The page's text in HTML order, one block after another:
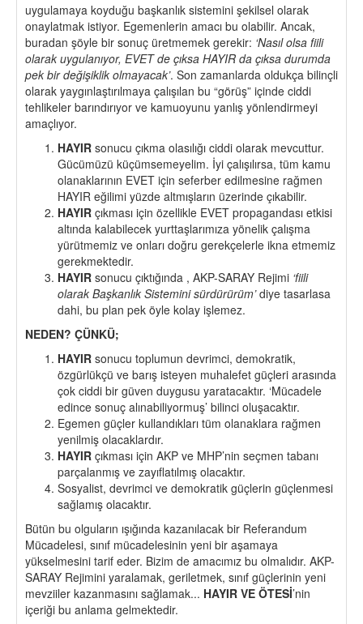
uygulamaya koyduğu başkanlık sistemini şekilsel olarak
onaylatmak istiyor. Egemenlerin amacı bu olabilir. Ancak,
buradan şöyle bir sonuç üretmemek gerekir: ‘Nasıl olsa fiili
olarak uygulanıyor, EVET de çıksa HAYIR da çıksa durumda
pek bir değişiklik olmayacak’. Son zamanlarda oldukça bilinçli
olarak yaygınlaştırılmaya çalışılan bu “görüş” içinde ciddi
tehlikeler barındırıyor ve kamuoyunu yanlış yönlendirmeyi
amaçlıyor.
HAYIR sonucu çıkma olasılığı ciddi olarak mevcuttur.
Gücümüzü küçümsemeyelim. İyi çalışılırsa, tüm kamu
olanaklarının EVET için seferber edilmesine rağmen
HAYIR eğilimi yüzde altmışların üzerinde çıkabilir.
HAYIR çıkması için özellikle EVET propagandası etkisi
altında kalabilecek yurttaşlarımıza yönelik çalışma
yürütmemiz ve onları doğru gerekçelerle ikna etmemiz
gerekmektedir.
HAYIR sonucu çıktığında , AKP-SARAY Rejimi ‘fiili
olarak Başkanlık Sistemini sürdürürüm’diye tasarlasa
dahi, bu plan pek öyle kolay işlemez.
NEDEN? ÇÜNKÜ;
HAYIR sonucu toplumun devrimci, demokratik,
özgürlükçü ve barış isteyen muhalefet güçleri arasında
çok ciddi bir güven duygusu yaratacaktır. ‘Mücadele
edince sonuç alınabiliyormuş’ bilinci oluşacaktır.
Egemen güçler kullandıkları tüm olanaklara rağmen
yenilmiş olacaklardır.
HAYIR çıkması için AKP ve MHP’nin seçmen tabanı
parçalanmış ve zayıflatılmış olacaktır.
Sosyalist, devrimci ve demokratik güçlerin güçlenmesi
sağlamış olacaktır.
Bütün bu olguların ışığında kazanılacak bir Referandum
Mücadelesi, sınıf mücadelesinin yeni bir aşamaya
yükselmesini tarif eder. Bizim de amacımız bu olmalıdır. AKP-
SARAY Rejimini yaralamak, geriletmek, sınıf güçlerinin yeni
mevziiler kazanmasını sağlamak... HAYIR VE ÖTESİ’nin
içeriği bu anlama gelmektedir.